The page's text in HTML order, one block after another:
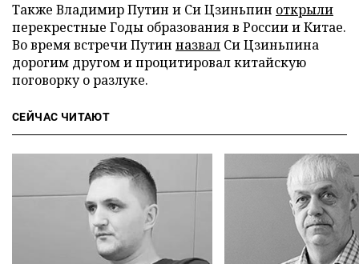
Также Владимир Путин и Си Цзиньпин открыли
перекрестные Годы образования в России и Китае.
Во время встречи Путин назвал Си Цзиньпина
дорогим другом и процитировал китайскую
поговорку о разлуке.
СЕЙЧАС ЧИТАЮТ